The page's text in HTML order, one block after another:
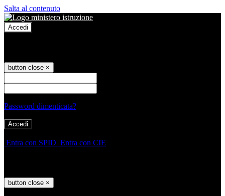
Salta al contenuto
Accedi
button close ×
Password dimenticata?
Entra con SPID Entra con CIE
button close ×